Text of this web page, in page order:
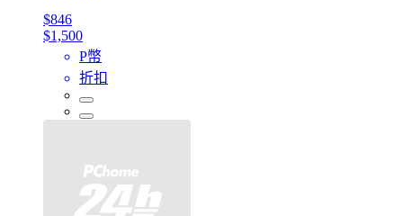
$846
$1,500
P幣
折扣